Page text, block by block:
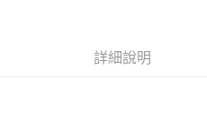
詳細說明